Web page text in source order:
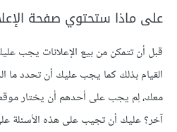
على ماذا ستحتوي صفحة
قبل أن تتمكن من بيع الإعلانات يجب
القيام بذلك كما يجب عليك أن تحدد ما
معك، لِم يجب على أحدهم أن يختار
آخر؟ عليك أن تجيب على هذه الأسئلة